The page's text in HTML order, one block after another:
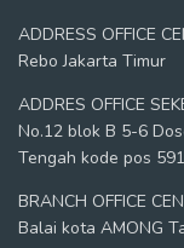
ADDRESS OFFICE
Rebo Jakarta Timur
ADDRES OFFICE
No.12 blok B 5-6
Tengah kode pos
BRANCH OFFICE
Balai kota AMONG